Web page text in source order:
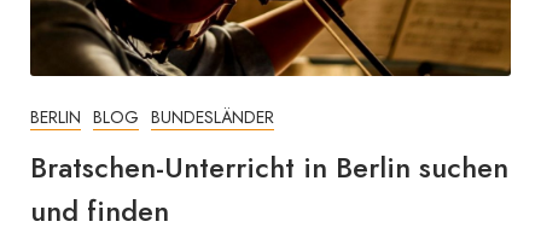
BERLIN BLOG BUNDESLÄNDER
Bratschen-Unterricht in Berlin suchen
und finden